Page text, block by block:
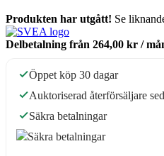
Produkten har utgått! Se
Delbetalning från 264,00 kr /
Öppet köp 30 dagar
Auktoriserad återförsäljare
Säkra betalningar